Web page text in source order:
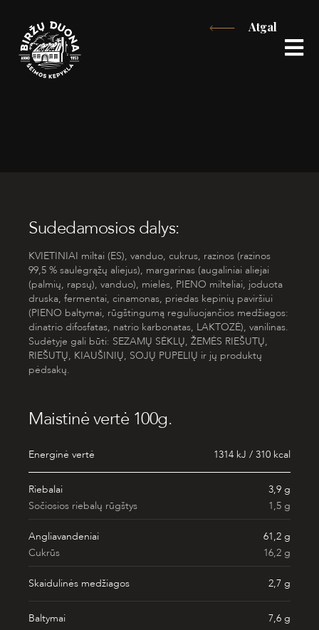
prie
turinio
Atgal
Sudedamosios dalys:
KVIETINIAI miltai (ES), vanduo, cukrus, razinos (razinos
99,5 % saulėgrąžų aliejus), margarinas (augaliniai aliejai
(palmių, rapsų), vanduo), mielės, PIENO milteliai, joduota
druska, fermentai, cinamonas, priedas kepinių paviršiui
(PIENO baltymai, rūgštingumą reguliuojančios medžiagos:
dinatrio difosfatas, natrio karbonatas, LAKTOZĖ), vanilinas.
Sudėtyje gali būti: SEZAMŲ SĖKLŲ, ŽEMĖS RIEŠUTŲ,
RIEŠUTŲ, KIAUŠINIŲ, SOJŲ PUPELIŲ ir jų produktų
pėdsakų.
Maistinė vertė 100g.
Energinė vertė 1314 kJ / 310 kcal
Riebalai
3,9 g
Sočiosios riebalų rūgštys
1,5 g
Angliavandeniai
61,2 g
Cukrūs
16,2 g
Skaidulinės medžiagos 2,7 g
Baltymai 7,6 g